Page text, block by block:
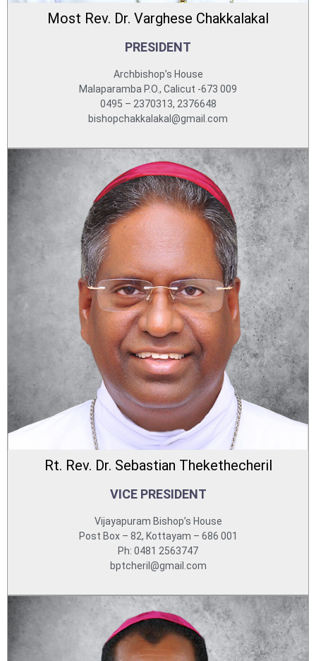
Most Rev. Dr. Varghese Chakkalakal
PRESIDENT
Archbishop’s House
Malaparamba P.O., Calicut -673 009
0495 – 2370313, 2376648
bishopchakkalakal@gmail.com
Rt. Rev. Dr. Sebastian Thekethecheril
VICE PRESIDENT
Vijayapuram Bishop’s House
Post Box – 82, Kottayam – 686 001
Ph: 0481 2563747
bptcheril@gmail.com